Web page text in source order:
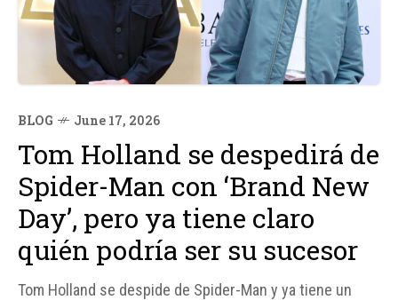
BLOG June 17, 2026
Tom Holland se despedirá de
Spider-Man con ‘Brand New
Day’, pero ya tiene claro
quién podría ser su sucesor
Tom Holland se despide de Spider-Man y ya tiene un